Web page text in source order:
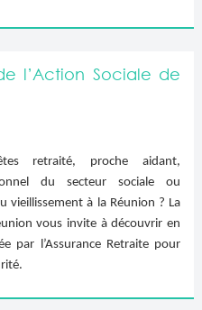
l’Action Sociale de
retraité, proche aidant,
du secteur sociale ou
vieillissement à la Réunion ? La
vous invite à découvrir en
par l’Assurance Retraite pour